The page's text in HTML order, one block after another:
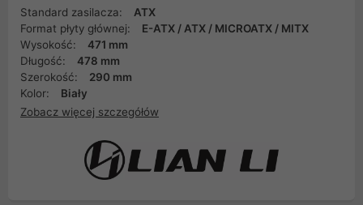
Standard zasilacza:
ATX
Format płyty głównej:
E-ATX / ATX / MICROATX / MITX
Wysokość:
471 mm
Długość:
478 mm
Szerokość:
290 mm
Kolor:
Biały
Zobacz więcej szczegółów